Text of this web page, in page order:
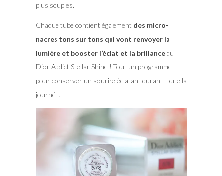
plus souples.
Chaque tube contient également des micro-
nacres tons sur tons qui vont renvoyer la
lumière et booster l’éclat et la brillancedu
Dior Addict Stellar Shine ! Tout un programme
pour conserver un sourire éclatant durant toute la
journée.